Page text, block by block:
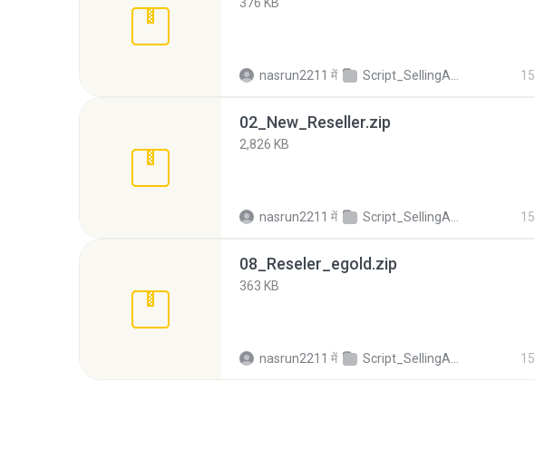
nasrun2211 में Script_SellingAffiliate
02_New_Reseller.zip
2,826 KB
nasrun2211 में Script_SellingAffiliate
08_Reseler_egold.zip
363 KB
nasrun2211 में Script_SellingAffiliate